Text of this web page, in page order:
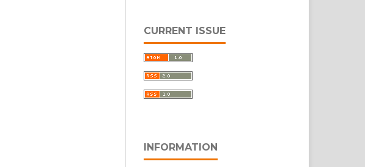
CURRENT ISSUE
INFORMATION